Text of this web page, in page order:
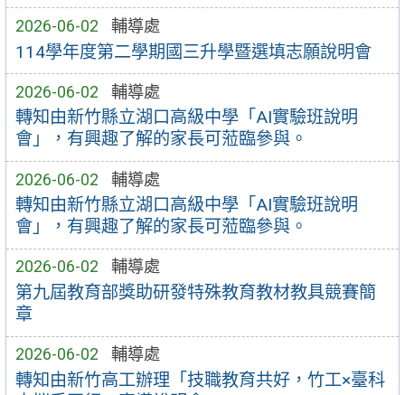
2026-06-02 輔導處
114學年度第二學期國三升學暨選填志願說明會
2026-06-02 輔導處
轉知由新竹縣立湖口高級中學「AI實驗班說明
會」，有興趣了解的家長可蒞臨參與。
2026-06-02 輔導處
轉知由新竹縣立湖口高級中學「AI實驗班說明
會」，有興趣了解的家長可蒞臨參與。
2026-06-02 輔導處
第九屆教育部獎助研發特殊教育教材教具競賽簡
章
2026-06-02 輔導處
轉知由新竹高工辦理「技職教育共好，竹工×臺科